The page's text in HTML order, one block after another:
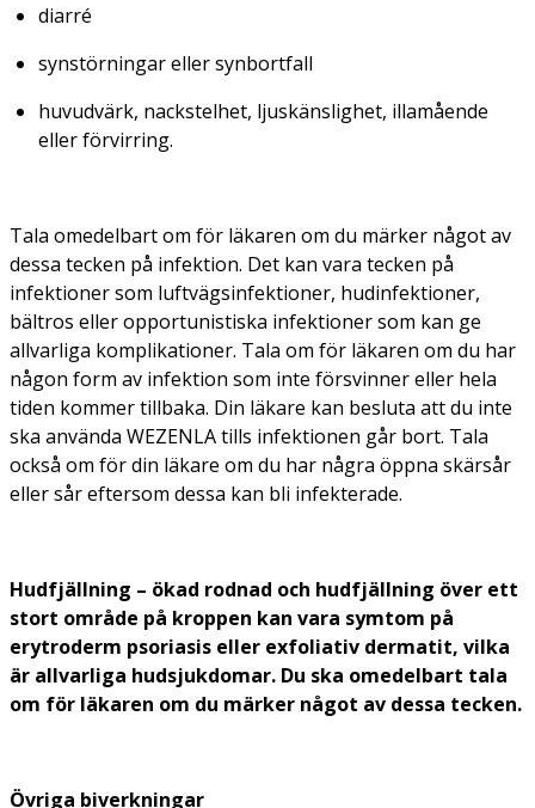
diarré
synstörningar eller synbortfall
huvudvärk, nackstelhet, ljuskänslighet, illamående
eller förvirring.
Tala omedelbart om för läkaren om du märker något av
dessa tecken på infektion. Det kan vara tecken på
infektioner som luftvägsinfektioner, hudinfektioner,
bältros eller opportunistiska infektioner som kan ge
allvarliga komplikationer. Tala om för läkaren om du har
någon form av infektion som inte försvinner eller hela
tiden kommer tillbaka. Din läkare kan besluta att du inte
ska använda WEZENLA tills infektionen går bort. Tala
också om för din läkare om du har några öppna skärsår
eller sår eftersom dessa kan bli infekterade.
Hudfjällning – ökad rodnad och hudfjällning över ett
stort område på kroppen kan vara symtom på
erytroderm psoriasis eller exfoliativ dermatit, vilka
är allvarliga hudsjukdomar. Du ska omedelbart tala
om för läkaren om du märker något av dessa tecken.
Övriga biverkningar